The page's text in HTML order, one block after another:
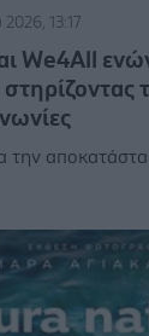
13:17
We4All
την